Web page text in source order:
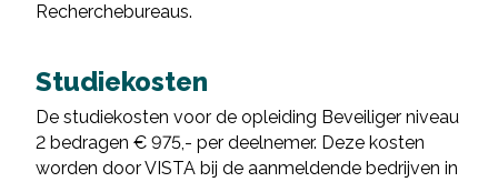
Recherchebureaus.
Studiekosten
De studiekosten voor de opleiding Beveiliger niveau
2 bedragen € 975,- per deelnemer. Deze kosten
worden door VISTA bij de aanmeldende bedrijven in